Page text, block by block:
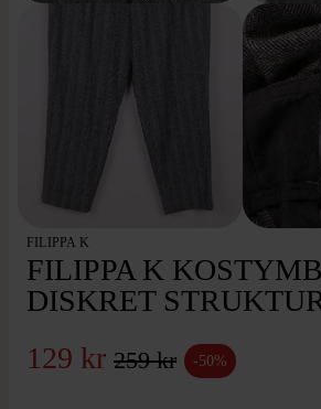
FILIPPA K
FILIPPA K
DISKRET
129 kr 259 kr -50%